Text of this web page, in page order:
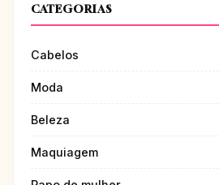
CATEGORIAS
Cabelos
Moda
Beleza
Maquiagem